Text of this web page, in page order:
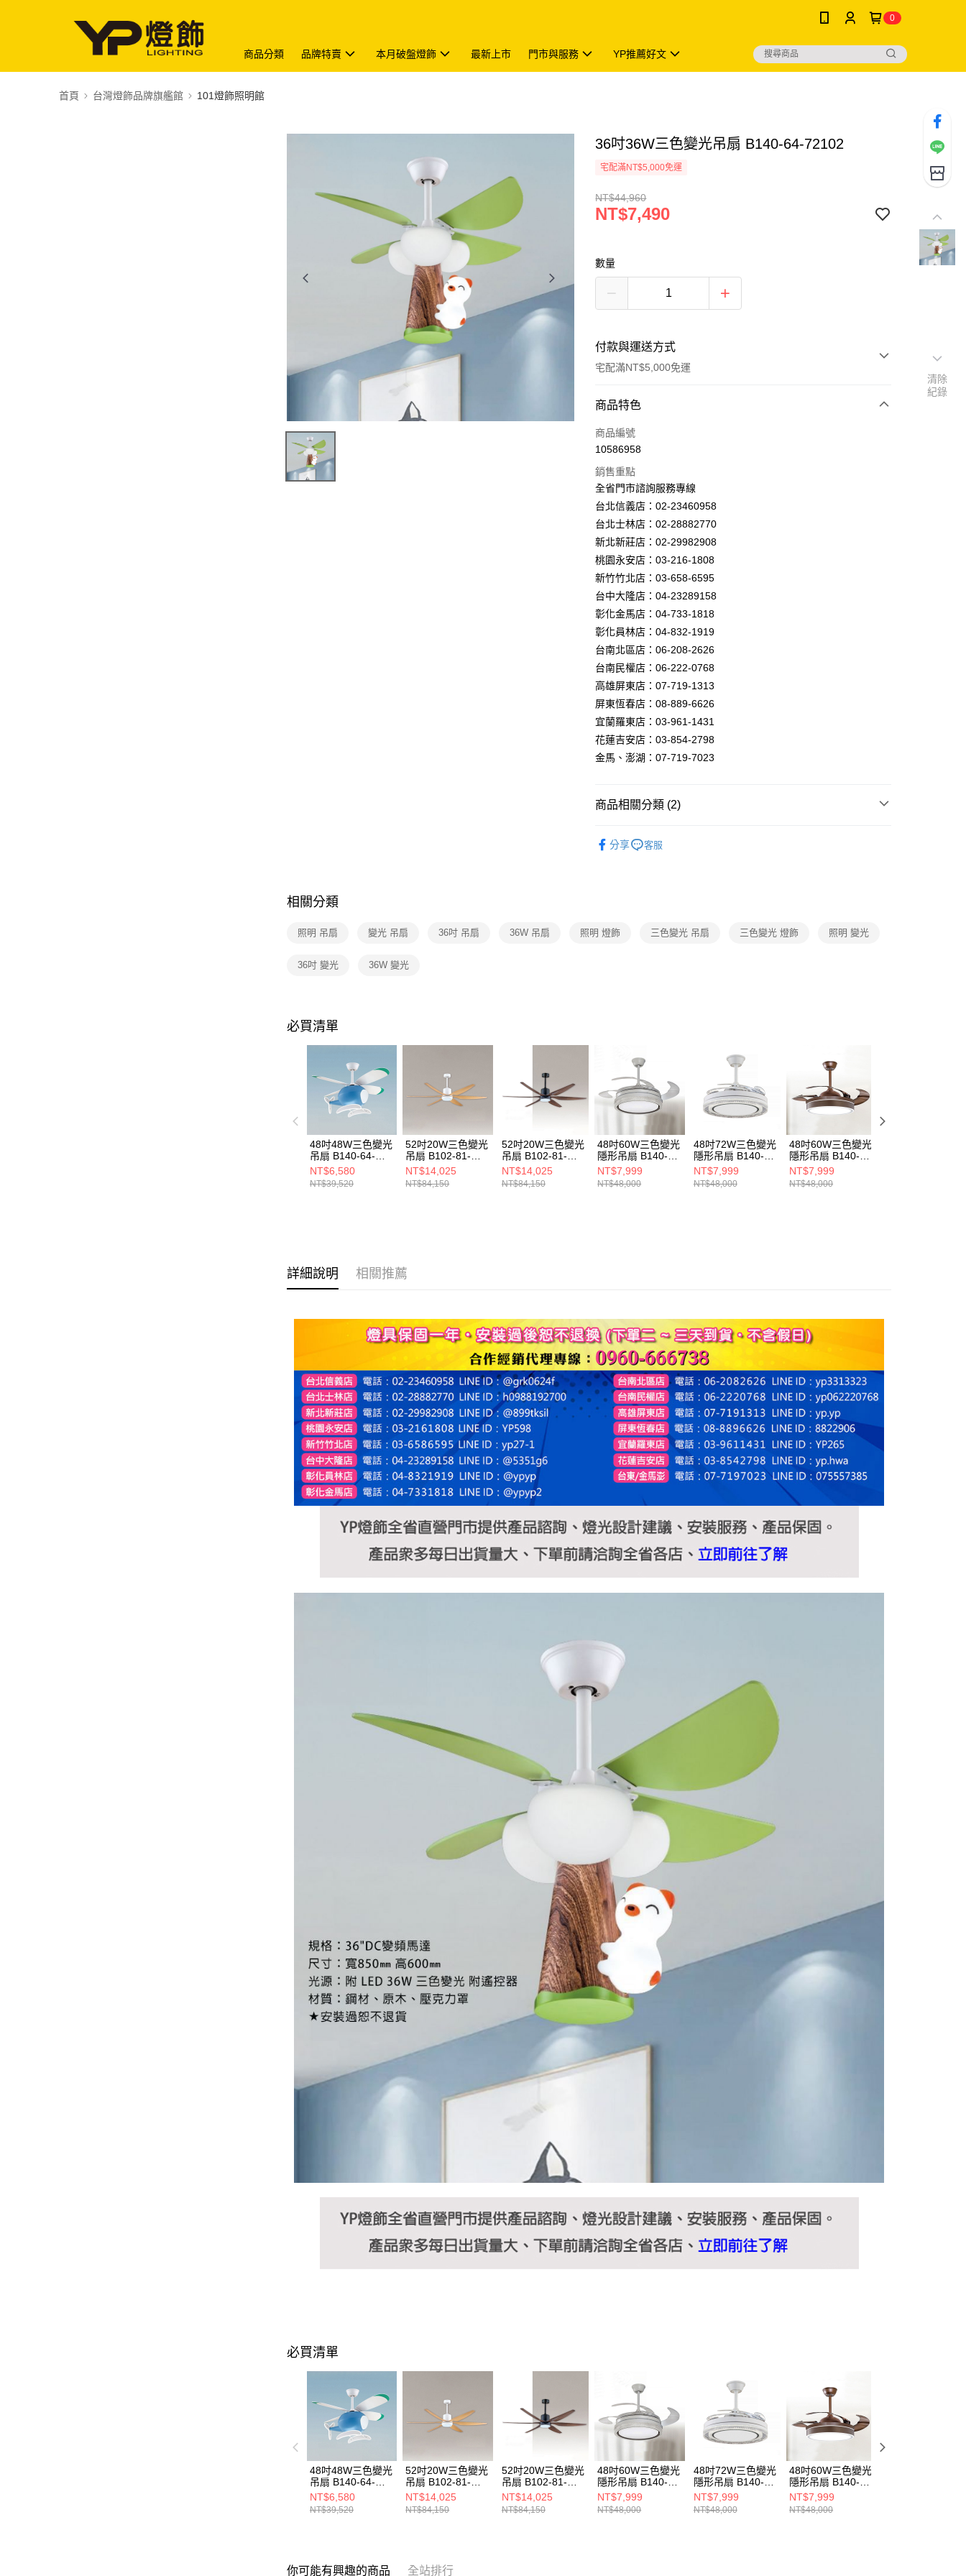
0
商品分類 品牌特賣 本月破盤燈飾 最新上市 門市與服務 YP推薦好文
首頁 台灣燈飾品牌旗艦館 101燈飾照明館
36吋36W三色變光吊扇 B140-64-72102
宅配滿NT$5,000免運
NT$44,960
NT$7,490
數量
付款與運送方式
宅配滿NT$5,000免運
付款方式
信用卡一次付款
Apple Pay
街口支付
悠遊付
Google Pay
全盈+PAY
AFTEE先享後付
相關說明
【關於「AFTEE先享後付」】
AFTEE先享後付是「在收到商品之後才付款」的支付方式。 讓您購物簡單
便利好安心！
１．簡單：不需註冊會員、不需綁卡、不需儲值。
２．便利：只要手機號碼，簡訊認證，即可結帳。
【「AFTEE先享後付」結帳流程】
１．於結帳方式選擇「AFTEE先享後付」後，將跳轉至「AFTEE先享後
付」結帳頁面，進行簡訊認證並確認金額後，即可完成結帳。
／ATM／網路銀行／等多元方式進行付款，方視為交易完成。
先享後付繳納相關費用。
交易，需依本服務之必要範圍內提供個人資料，並將交易相關給付款項請
５．嚴禁一人註冊多個帳號或使用他人資訊註冊。若發現惡意使用之情
形，恩沛科技股份有限公司將有權停止該用戶之使用額度並採取法律行
動。
ATM付款
運送方式
每筆NT$180，滿NT$5,000(含以上)免運費
商品特色
商品編號
10586958
銷售重點
全省門市諮詢服務專線
台北信義店：02-23460958
台北士林店：02-28882770
新北新莊店：02-29982908
桃園永安店：03-216-1808
新竹竹北店：03-658-6595
台中大隆店：04-23289158
彰化金馬店：04-733-1818
彰化員林店：04-832-1919
台南北區店：06-208-2626
台南民權店：06-222-0768
高雄屏東店：07-719-1313
屏東恆春店：08-889-6626
宜蘭羅東店：03-961-1431
花蓮吉安店：03-854-2798
金馬、澎湖：07-719-7023
商品相關分類 (2)
分享 客服
相關分類
照明 吊扇 變光 吊扇 36吋 吊扇 36W 吊扇 照明 燈飾 三色變光 吊扇 三色變光 燈飾 照明 變光
36吋 變光 36W 變光
必買清單
48吋48W三色變光
吊扇 B140-64-
72101
NT$6,580
NT$39,520
52吋20W三色變光
吊扇 B102-81-
25331
NT$14,025
NT$84,150
52吋20W三色變光
吊扇 B102-81-
25332
NT$14,025
NT$84,150
48吋60W三色變光
隱形吊扇 B140-
64-72122A
NT$7,999
NT$48,000
48吋72W三色變光
隱形吊扇 B140-
64-72131
NT$7,999
NT$48,000
48吋60W三色變光
隱形吊扇 B140-
64-72133A
NT$7,999
NT$48,000
詳細說明 相關推薦
必買清單
48吋48W三色變光
吊扇 B140-64-
72101
NT$6,580
NT$39,520
52吋20W三色變光
吊扇 B102-81-
25331
NT$14,025
NT$84,150
52吋20W三色變光
吊扇 B102-81-
25332
NT$14,025
NT$84,150
48吋60W三色變光
隱形吊扇 B140-
64-72122A
NT$7,999
NT$48,000
48吋72W三色變光
隱形吊扇 B140-
64-72131
NT$7,999
NT$48,000
48吋60W三色變光
隱形吊扇 B140-
64-72133A
NT$7,999
NT$48,000
你可能有興趣的商品 全站排行
清除
紀錄